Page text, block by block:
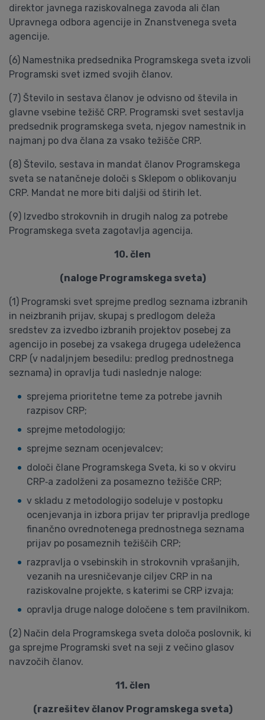
direktor javnega raziskovalnega zavoda ali član
Upravnega odbora agencije in Znanstvenega sveta
agencije.
(6) Namestnika predsednika Programskega sveta izvoli
Programski svet izmed svojih članov.
(7) Število in sestava članov je odvisno od števila in
glavne vsebine težišč CRP. Programski svet sestavlja
predsednik programskega sveta, njegov namestnik in
najmanj po dva člana za vsako težišče CRP.
(8) Število, sestava in mandat članov Programskega
sveta se natančneje določi s Sklepom o oblikovanju
CRP. Mandat ne more biti daljši od štirih let.
(9) Izvedbo strokovnih in drugih nalog za potrebe
Programskega sveta zagotavlja agencija.
10. člen
(naloge Programskega sveta)
(1) Programski svet sprejme predlog seznama izbranih
in neizbranih prijav, skupaj s predlogom deleža
sredstev za izvedbo izbranih projektov posebej za
agencijo in posebej za vsakega drugega udeleženca
CRP (v nadaljnjem besedilu: predlog prednostnega
seznama) in opravlja tudi naslednje naloge:
sprejema prioritetne teme za potrebe javnih
razpisov CRP;
sprejme metodologijo;
sprejme seznam ocenjevalcev;
določi člane Programskega Sveta, ki so v okviru
CRP‑a zadolženi za posamezno težišče CRP;
v skladu z metodologijo sodeluje v postopku
ocenjevanja in izbora prijav ter pripravlja predloge
finančno ovrednotenega prednostnega seznama
prijav po posameznih težiščih CRP;
razpravlja o vsebinskih in strokovnih vprašanjih,
vezanih na uresničevanje ciljev CRP in na
raziskovalne projekte, s katerimi se CRP izvaja;
opravlja druge naloge določene s tem pravilnikom.
(2) Način dela Programskega sveta določa poslovnik, ki
ga sprejme Programski svet na seji z večino glasov
navzočih članov.
11. člen
(razrešitev članov Programskega sveta)